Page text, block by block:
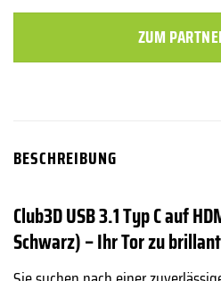
ZUM
BESCHREIBUNG
Club3D USB 3.1 Typ C auf
Schwarz) – Ihr Tor zu